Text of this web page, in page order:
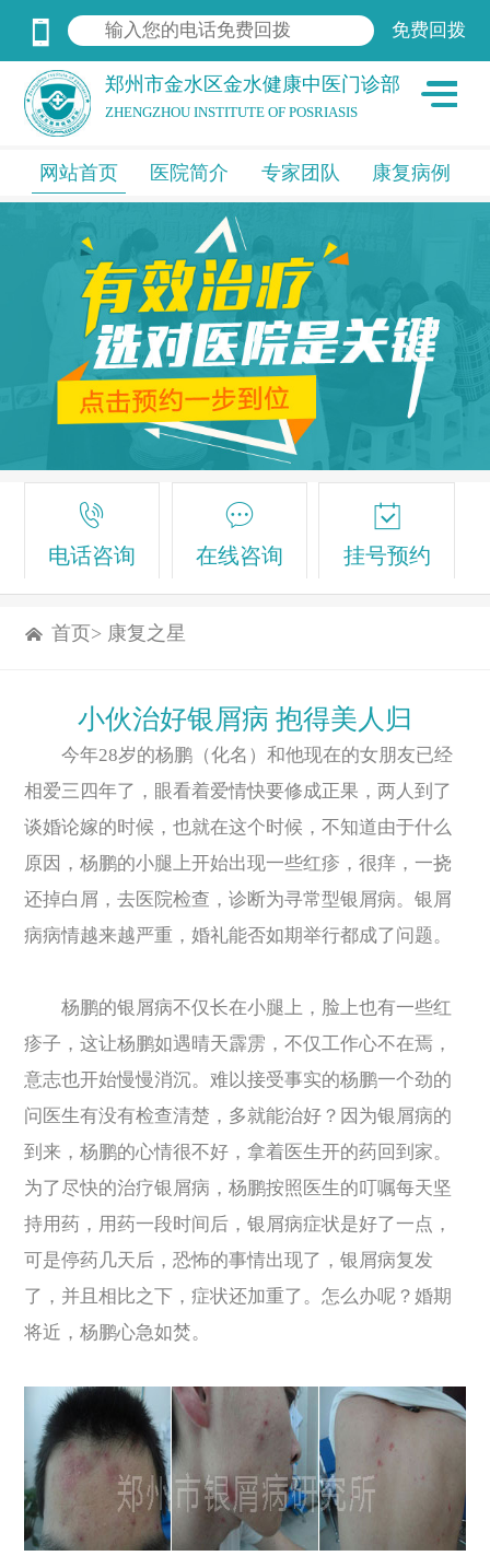
郑州市金水区金水健康中医门诊部
ZHENGZHOU INSTITUTE OF POSRIASIS
网站首页 医院简介 专家团队 康复病例
电话咨询 在线咨询 挂号预约
首页> 康复之星
小伙治好银屑病 抱得美人归
今年28岁的杨鹏（化名）和他现在的女朋友已经
相爱三四年了，眼看着爱情快要修成正果，两人到了
谈婚论嫁的时候，也就在这个时候，不知道由于什么
原因，杨鹏的小腿上开始出现一些红疹，很痒，一挠
还掉白屑，去医院检查，诊断为寻常型银屑病。银屑
病病情越来越严重，婚礼能否如期举行都成了问题。
杨鹏的银屑病不仅长在小腿上，脸上也有一些红
疹子，这让杨鹏如遇晴天霹雳，不仅工作心不在焉，
意志也开始慢慢消沉。难以接受事实的杨鹏一个劲的
问医生有没有检查清楚，多就能治好？因为银屑病的
到来，杨鹏的心情很不好，拿着医生开的药回到家。
为了尽快的治疗银屑病，杨鹏按照医生的叮嘱每天坚
持用药，用药一段时间后，银屑病症状是好了一点，
可是停药几天后，恐怖的事情出现了，银屑病复发
了，并且相比之下，症状还加重了。怎么办呢？婚期
将近，杨鹏心急如焚。